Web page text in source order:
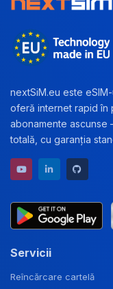
nextSiM.eu este
oferă internet rapid în
abonamente ascunse
totală, cu garanția
YouTube channel
LinkedIn profile
Servicii
Reîncărcare cartelă